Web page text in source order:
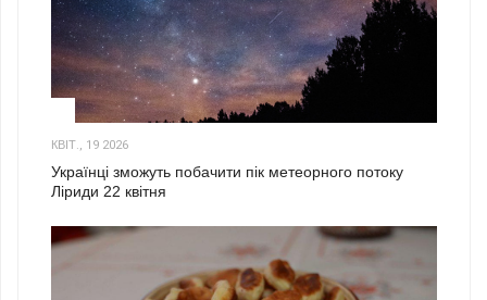
КВІТ., 19 2026
Українці зможуть побачити пік метеорного потоку
Ліриди 22 квітня